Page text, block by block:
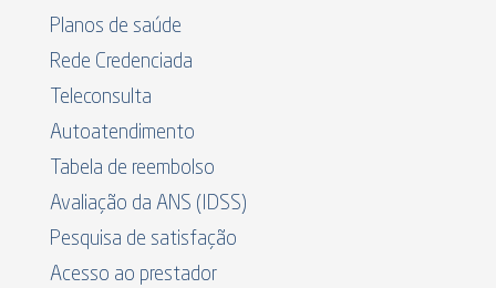
Planos de saúde
Rede Credenciada
Teleconsulta
Autoatendimento
Tabela de reembolso
Avaliação da ANS (IDSS)
Pesquisa de satisfação
Acesso ao prestador